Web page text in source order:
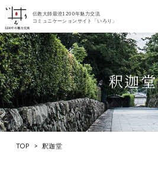
伝教大師最澄1200年魅力交流
コミュニケーションサイト「いろり」
伝教大師最澄1200年魅力交流
いろりとは
釈迦堂
TOP > 釈迦堂